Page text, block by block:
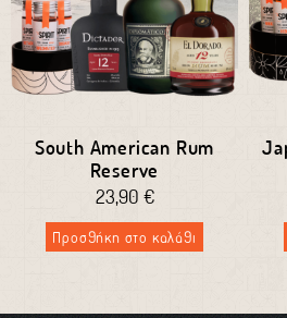
South American Rum
Reserve
23,90 €
Προσθήκη στο καλάθι